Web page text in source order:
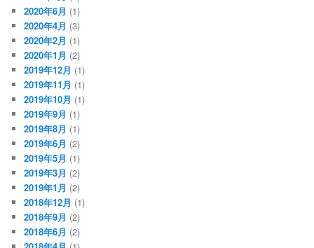
2020年6月 (1)
2020年4月 (3)
2020年2月 (1)
2020年1月 (2)
2019年12月 (1)
2019年11月 (1)
2019年10月 (1)
2019年9月 (1)
2019年8月 (1)
2019年6月 (2)
2019年5月 (1)
2019年3月 (2)
2019年1月 (2)
2018年12月 (1)
2018年9月 (2)
2018年6月 (2)